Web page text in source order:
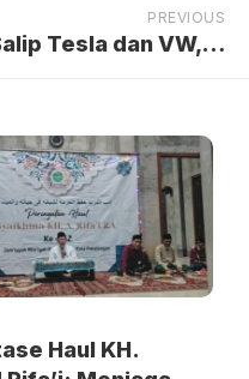
PREVIOUS
BYD Salip Tesla dan VW, Produksi Mobil Listrik-PHEV Tembus 15 Juta Unit
Haul KH.